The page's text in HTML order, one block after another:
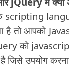
scripting
है तो आपको
को
जिसे उपयोग